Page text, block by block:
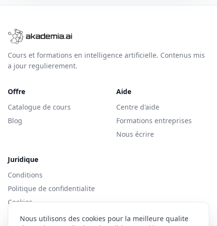
Nous utilisons des cookies pour la meilleure qualite
Cours et formations en intelligence artificielle. Contenus mis
a jour regulierement.
Offre
Catalogue de cours
Blog
Aide
Centre d'aide
Formations entreprises
Nous écrire
Juridique
Conditions
Politique de confidentialite
Cookies